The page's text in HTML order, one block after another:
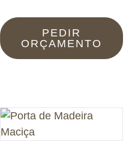
PEDIR
ORÇAMENTO